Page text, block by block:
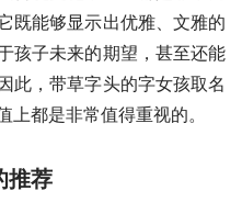
既能够显示出优雅、文雅的
孩子未来的期望，甚至还能
此，带草字头的字女孩取名
都是非常值得重视的。
推荐